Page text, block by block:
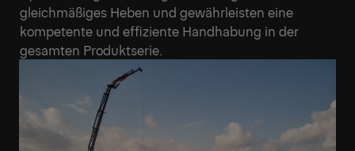
gleichmäßiges Heben und gewährleisten eine
kompetente und effiziente Handhabung in der
gesamten Produktserie.